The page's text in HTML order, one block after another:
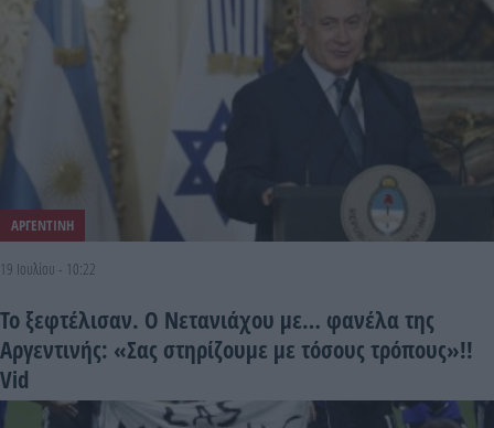
ΑΡΓΕΝΤΙΝΗ
19 Ιουλίου - 10:22
Το ξεφτέλισαν. Ο Νετανιάχου με… φανέλα της
Αργεντινής: «Σας στηρίζουμε με τόσους τρόπους»!!
Vid